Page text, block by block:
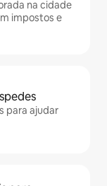
na cidade
impostos e
para ajudar